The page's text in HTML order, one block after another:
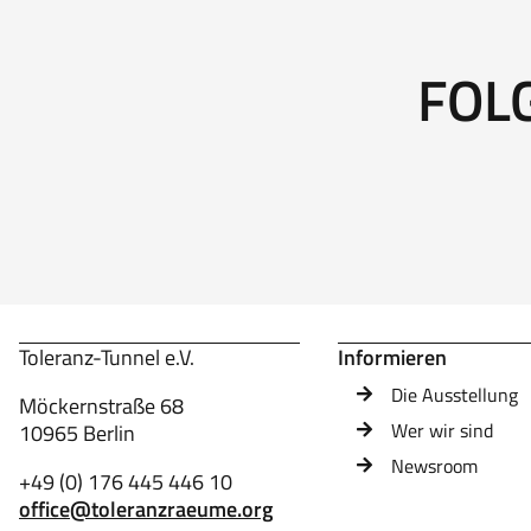
Toleranz-Tunnel e.V.
Möckernstraße 68
10965 Berlin
+49 (0) 176 445 446 10
office@toleranzraeume.org
Informieren
Die Ausstellung
Wer wir sind
Newsroom